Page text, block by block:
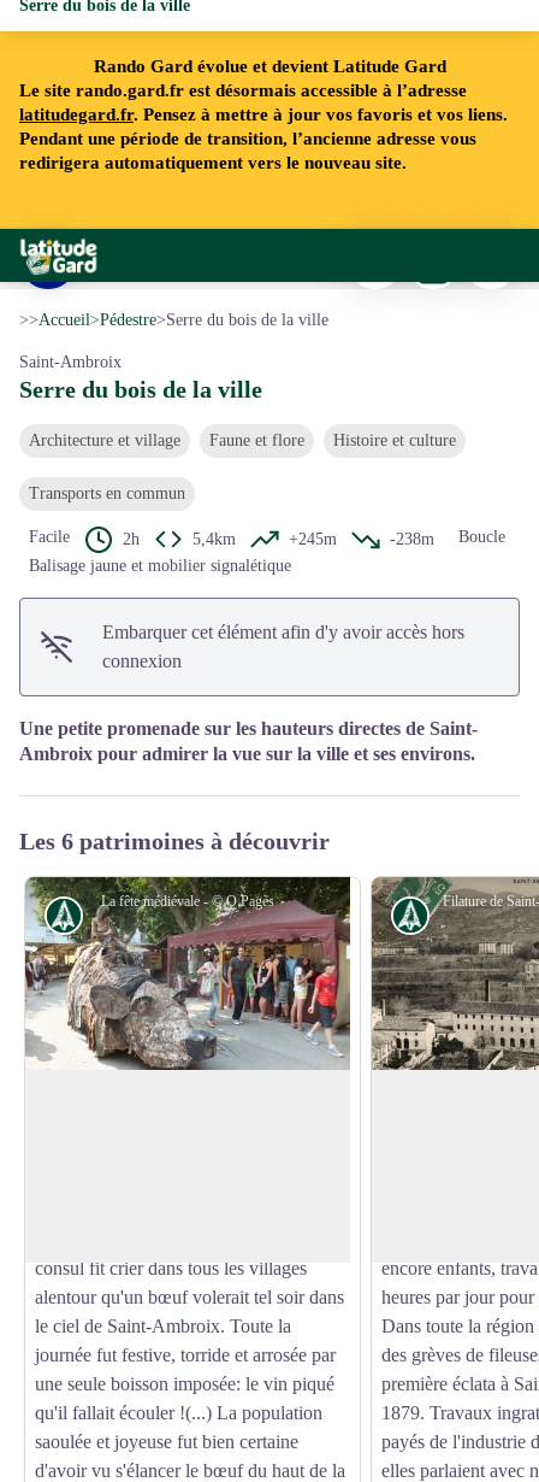
Rando Gard évolue et devient Latitude Gard
Le site rando.gard.fr est désormais accessible à l’adresse
latitudegard.fr. Pensez à mettre à jour vos favoris et vos liens.
Pendant une période de transition, l’ancienne adresse vous
redirigera automatiquement vers le nouveau site.
Rando Gard
Serre du bois de la ville
Voir l'image en plein écran
>>Accueil>Pédestre>Serre du bois de la ville
Saint-Ambroix
Serre du bois de la ville
Architecture et village Faune et flore Histoire et culture
Transports en commun
Facile 2h 5,4km +245m -238m
Boucle
Balisage jaune et mobilier signalétique
Embarquer cet élément afin d'y avoir accès hors
connexion
Une petite promenade sur les hauteurs directes de Saint-
Ambroix pour admirer la vue sur la ville et ses environs.
Les 6 patrimoines à découvrir
La fête médiévale - © O.Pagès
Histoire
consul fit crier dans tous les villages
alentour qu'un bœuf volerait tel soir dans
le ciel de Saint-Ambroix. Toute la
journée fut festive, torride et arrosée par
une seule boisson imposée: le vin piqué
qu'il fallait écouler !(...) La population
saoulée et joyeuse fut bien certaine
d'avoir vu s'élancer le bœuf du haut de la
Histoire
encore enfants,
heures par jour
Dans toute la région
des grèves de
première éclata à
1879. Travaux
payés de l'industrie
elles parlaient avec